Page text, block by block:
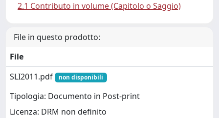
2.1 Contributo in volume (Capitolo o Saggio)
File in questo prodotto:
File
SLI2011.pdf
non disponibili
Tipologia: Documento in Post-print
Licenza: DRM non definito